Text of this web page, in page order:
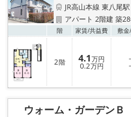
JR高山本線 東八尾
アパート 2階建 築
階 家賃/共益費 敷金/
2階 4.1万円
0.2万円
ウォーム・ガーデンＢ